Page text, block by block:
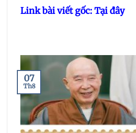
Link bài viết gốc:Tại đây
07
Th8